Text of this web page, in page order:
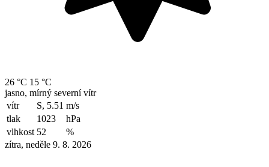
26 °C 15 °C
jasno, mírný severní vítr
vítr
S, 5.51 m/s
tlak
1023
hPa
vlhkost 52
%
zítra, neděle 9. 8. 2026